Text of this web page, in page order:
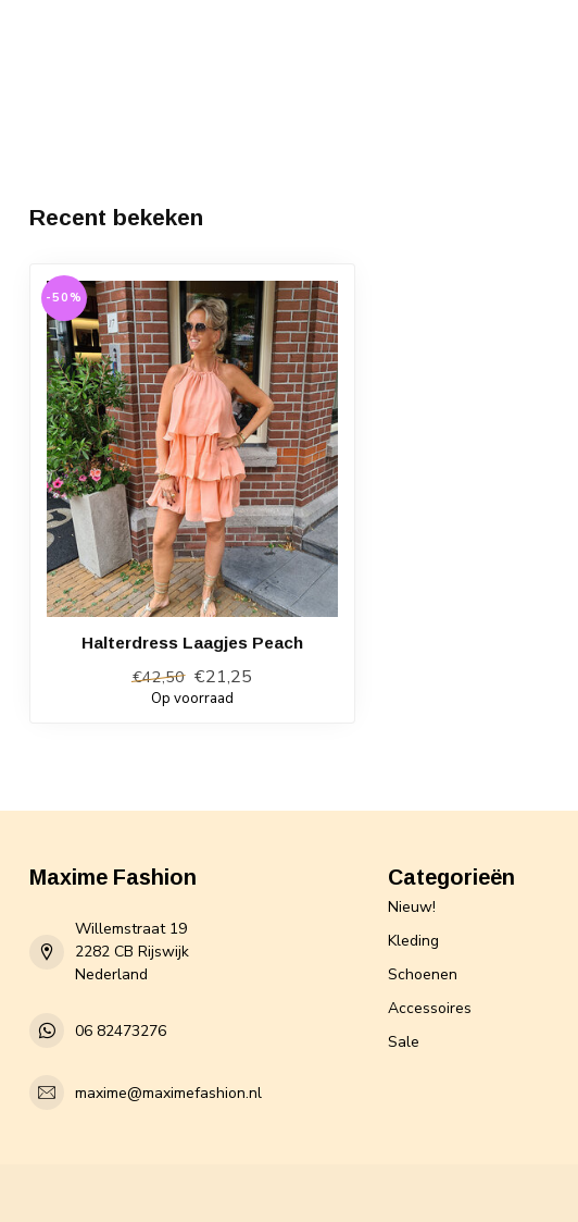
Recent bekeken
-50%
Halterdress Laagjes Peach
€42,50 €21,25
Op voorraad
Maxime Fashion
Willemstraat 19
2282 CB Rijswijk
Nederland
06 82473276
maxime@maximefashion.nl
Categorieën
Nieuw!
Kleding
Schoenen
Accessoires
Sale